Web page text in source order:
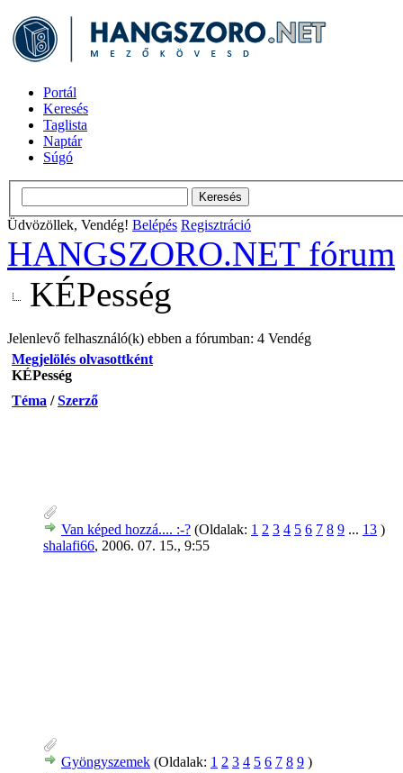
Portál
Keresés
Taglista
Naptár
Súgó
Üdvözöllek, Vendég! Belépés Regisztráció
HANGSZORO.NET fórum
KÉPesség
Jelenlevő felhasználó(k) ebben a fórumban: 4 Vendég
Megjelölés olvasottként
KÉPesség
Téma /Szerző
Van képed hozzá.... :-? (Oldalak: 1 2 3 4 5 6 7 8 9 ... 13 )
shalafi66, 2006. 07. 15., 9:55
Gyöngyszemek (Oldalak: 1 2 3 4 5 6 7 8 9 )